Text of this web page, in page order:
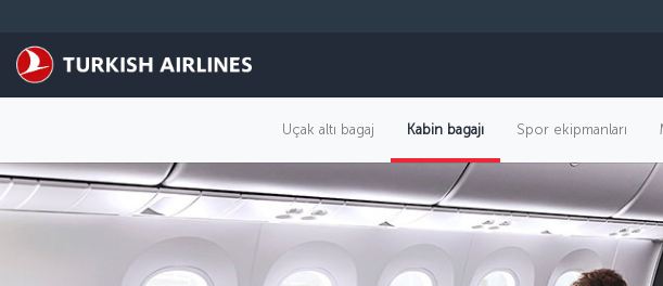
Uçak altı bagaj Kabin bagajı Spor ekipmanları